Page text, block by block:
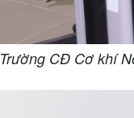
Trường CĐ Cơ khí